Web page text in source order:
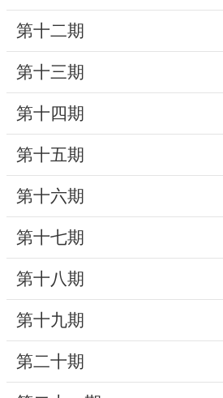
公
告
便
民
服
研
究
典
藏
性
別
平
等
第十二期
第十三期
第十四期
第十五期
第十六期
第十七期
第十八期
第十九期
第二十期